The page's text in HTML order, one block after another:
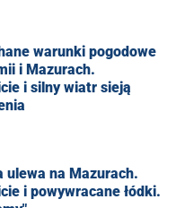
warunki pogodowe
i Mazurach.
i silny wiatr sieją
ulewa na Mazurach.
i powywracane łódki.